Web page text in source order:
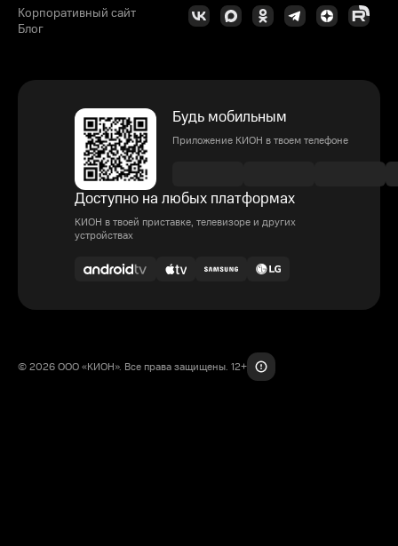
Корпоративный сайт
Блог
Будь мобильным
Приложение КИОН в твоем телефоне
Доступно на любых платформах
КИОН в твоей приставке, телевизоре и других
устройствах
© 2026 ООО «КИОН». Все права защищены. 12+